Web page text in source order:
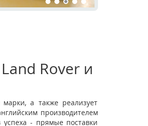
Rover и
а также реализует
производителем
- прямые поставки